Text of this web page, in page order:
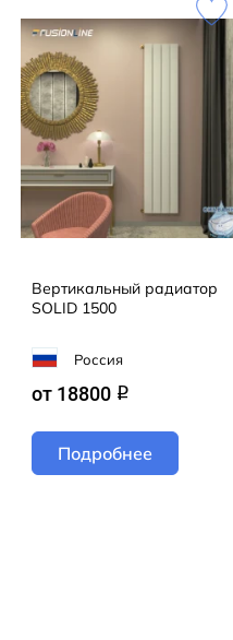
Вертикальный радиатор
SOLID 1500
Россия
от 18800 q
Подробнее